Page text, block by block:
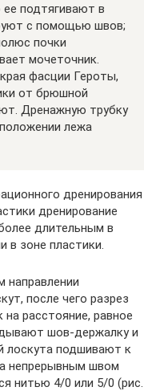
подтягивают в
с помощью швов;
почки
мочеточник.
фасции Героты,
от брюшной
Дренажную трубку
лежа
дренирования
дренирование
длительным в
в зоне пластики.
направлении
после чего разрез
расстояние, равное
шов-держалку и
лоскута подшивают к
непрерывным швом
нитью 4/0 или 5/0 (рис.